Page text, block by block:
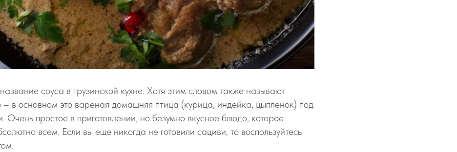
соуса в грузинской кухне. Хотя этим словом также называют
– в основном это вареная домашняя птица (курица, индейка, цыпленок) под
Очень простое в приготовлении, но безумно вкусное блюдо, которое
всем. Если вы еще никогда не готовили сациви, то воспользуйтесь